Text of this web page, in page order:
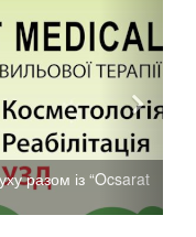
разом із “Ocsarat